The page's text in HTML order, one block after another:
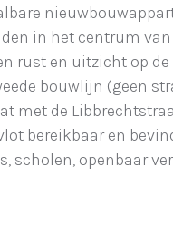
in het centrum van
rust en uitzicht op
bouwlijn (geen
met de
bereikbaar en
scholen, openbaar